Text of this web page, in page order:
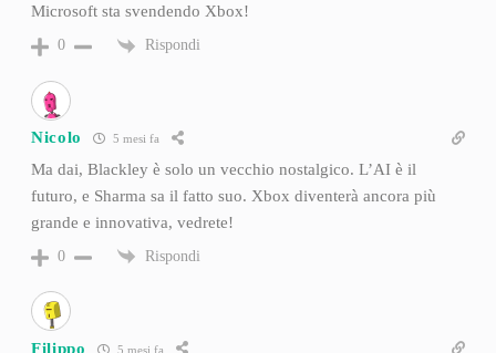
Microsoft sta svendendo Xbox!
0 Rispondi
Nicolo 5 mesi fa
Ma dai, Blackley è solo un vecchio nostalgico. L’AI è il
futuro, e Sharma sa il fatto suo. Xbox diventerà ancora più
grande e innovativa, vedrete!
0 Rispondi
Filippo 5 mesi fa